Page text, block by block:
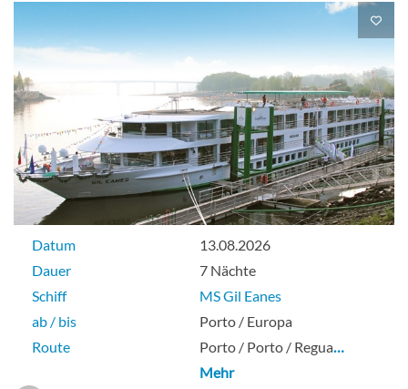
Datum
13.08.2026
Dauer
7 Nächte
Schiff
MS Gil Eanes
ab / bis
Porto / Europa
Route
Porto / Porto / Regua…
Mehr